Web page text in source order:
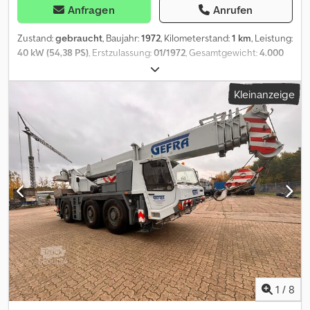
sowie Baumaschinen und Schwerlastfahrzeuge
Anfragen Anrufen
Zustand:gebraucht, Baujahr:1972, Kilometerstand:1 km, Leistung:
40 kW (54,38 PS), Erstzulassung:01/1972, Gesamtgewicht:4.000
Orange
Getriebetyp:Sonstige, Ausstattung:Unfallfahrzeug,
Fahrzeugstandort: Bovenden, Aufbau: Oldtimer Kehrmaschine
Knicklenker , Nicht fahrbereit ! Ersatzteilspender !
ZUBEHÖRANGABEN OHNE GEWÄHR, Änderungen,
Zwischenverkauf und Irrtümer vorbehalten! Dodovhhdbjpfx Alajck
- .
Kleinanzeige
1 / 8